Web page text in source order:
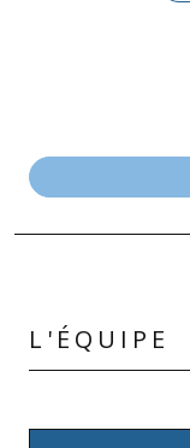
L'ÉQUIPE